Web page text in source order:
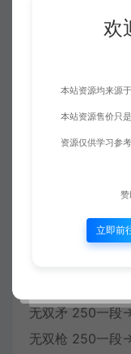
【连环环破】伤
攻击2个怪物
【稳如泰山】满
【圣域】满级冷
【终极锤】30级
【圣灵之锤】满
无双矛 250一段
无双枪 250一段
欢
本站资源均来源
本站资源售价只
资源仅供学习参
赞
立即前